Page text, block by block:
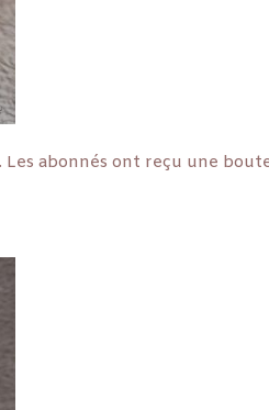
Les abonnés ont reçu une